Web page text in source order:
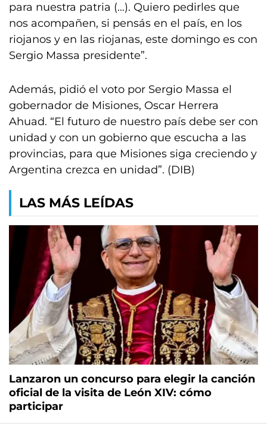
para nuestra patria (…). Quiero pedirles que
nos acompañen, si pensás en el país, en los
riojanos y en las riojanas, este domingo es con
Sergio Massa presidente”.
Además, pidió el voto por Sergio Massa el
gobernador de Misiones, Oscar Herrera
Ahuad. “El futuro de nuestro país debe ser con
unidad y con un gobierno que escucha a las
provincias, para que Misiones siga creciendo y
Argentina crezca en unidad”. (DIB)
LAS MÁS LEÍDAS
Lanzaron un concurso para elegir la canción
oficial de la visita de León XIV: cómo
participar